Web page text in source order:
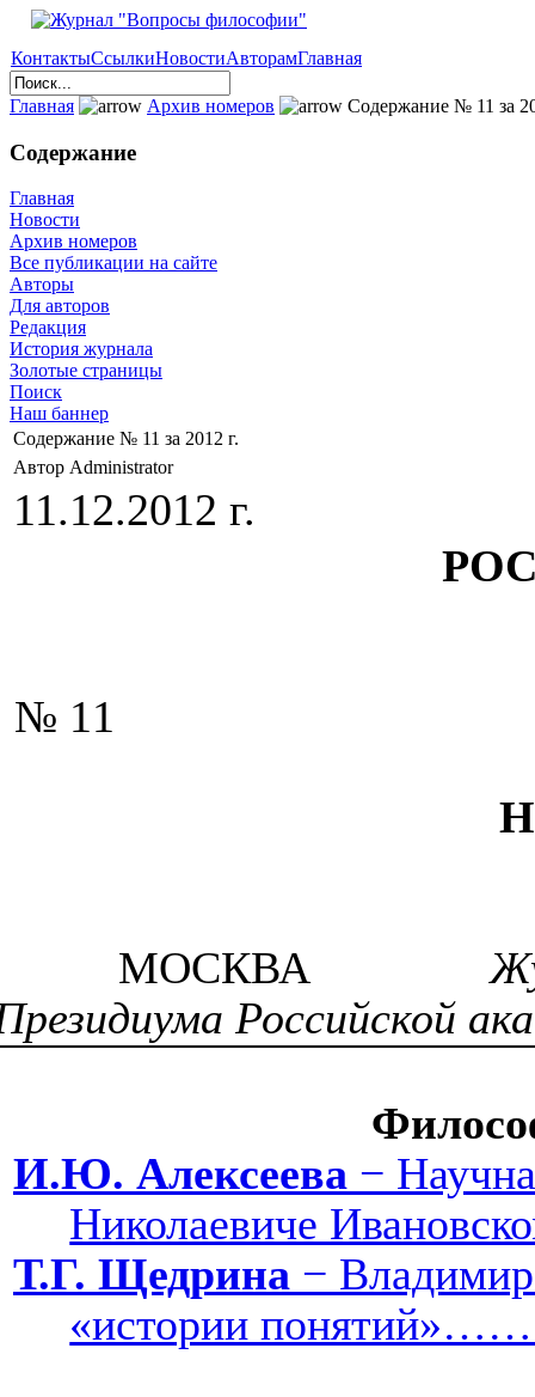
КонтактыСсылкиНовостиАвторамГлавная
Главная Архив номеров Содержание № 11 за
Содержание
Главная
Новости
Архив номеров
Все публикации на сайте
Авторы
Для авторов
Редакция
История журнала
Золотые страницы
Поиск
Наш баннер
Содержание № 11 за 2012 г.
Автор Administrator
11.12.2012 г.
№ 11
МОСКВА
Российской
И.Ю. Алексеева −
Николаевиче
Т.Г. Щедрина −
«истории